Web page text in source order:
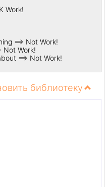
Work!
==> Not Work!
Not Work!
==> Not Work!
библиотеку